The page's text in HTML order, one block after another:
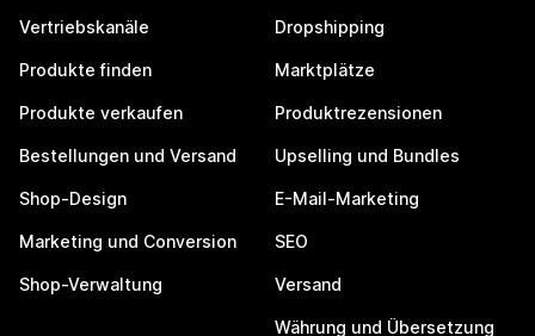
Vertriebskanäle
Produkte finden
Produkte verkaufen
Bestellungen und Versand
Shop-Design
Marketing und Conversion
Shop-Verwaltung
Dropshipping
Marktplätze
Produktrezensionen
Upselling und Bundles
E-Mail-Marketing
SEO
Versand
Währung und Übersetzung